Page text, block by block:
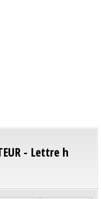
- Lettre h